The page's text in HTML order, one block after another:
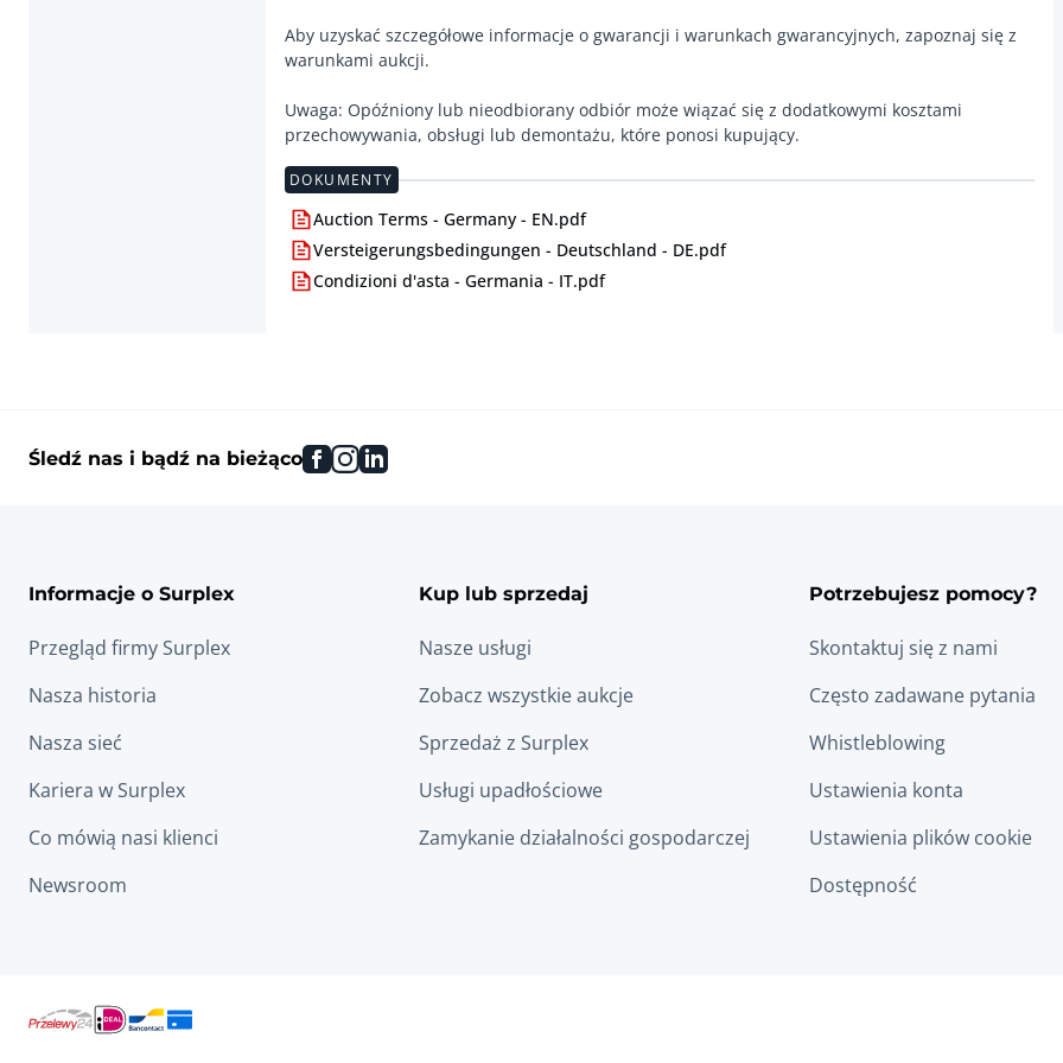
Aby uzyskać szczegółowe informacje o gwarancji i warunkach gwarancyjnych, zapoznaj się z
warunkami aukcji.
Uwaga: Opóźniony lub nieodbiorany odbiór może wiązać się z dodatkowymi kosztami
przechowywania, obsługi lub demontażu, które ponosi kupujący.
DOKUMENTY
Auction Terms - Germany - EN.pdf
Versteigerungsbedingungen - Deutschland - DE.pdf
Condizioni d'asta - Germania - IT.pdf
Śledź nas i bądź na bieżąco facebook
instagram
linkedin
Informacje o Surplex
Przegląd firmy Surplex
Nasza historia
Nasza sieć
Kariera w Surplex
Co mówią nasi klienci
Newsroom
Kup lub sprzedaj
Nasze usługi
Zobacz wszystkie aukcje
Sprzedaż z Surplex
Usługi upadłościowe
Zamykanie działalności gospodarczej
Potrzebujesz pomocy?
Skontaktuj się z nami
Często zadawane pytania
Whistleblowing
Ustawienia konta
Ustawienia plików cookie
Dostępność